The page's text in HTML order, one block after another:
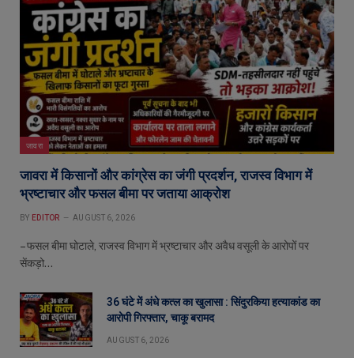
जावरा
जावरा में किसानों और कांग्रेस का जंगी प्रदर्शन, राजस्व विभाग में
भ्रष्टाचार और फसल बीमा पर जताया आक्रोश
BY EDITOR AUGUST 6, 2026
– फसल बीमा घोटाले, राजस्व विभाग में भ्रष्टाचार और अवैध वसूली के आरोपों पर
सेंकड़ो…
36 घंटे में अंधे कत्ल का खुलासा : सिंदुरकिया हत्याकांड का
आरोपी गिरफ्तार, चाकू बरामद
AUGUST 6, 2026